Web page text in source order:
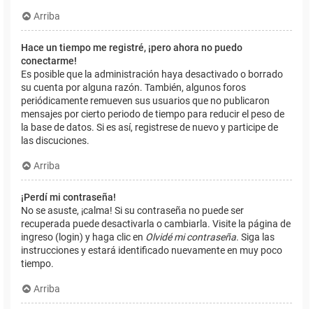
Arriba
Hace un tiempo me registré, ¡pero ahora no puedo
conectarme!
Es posible que la administración haya desactivado o borrado
su cuenta por alguna razón. También, algunos foros
periódicamente remueven sus usuarios que no publicaron
mensajes por cierto periodo de tiempo para reducir el peso de
la base de datos. Si es así, registrese de nuevo y participe de
las discuciones.
Arriba
¡Perdí mi contraseña!
No se asuste, ¡calma! Si su contraseña no puede ser
recuperada puede desactivarla o cambiarla. Visite la página de
ingreso (login) y haga clic en Olvidé mi contraseña. Siga las
instrucciones y estará identificado nuevamente en muy poco
tiempo.
Arriba